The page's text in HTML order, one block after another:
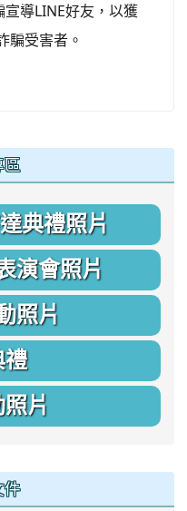
導LINE好友，以獲
騙受害者。
區
典禮照片
演會照片
照片
禮
片
件